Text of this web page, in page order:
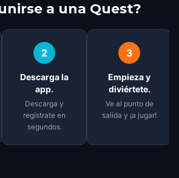
a una Quest?
2
Descarga la
app.
Descarga y
regístrate en
segundos.
3
Empieza y
diviértete.
Ve al punto de
salida y ¡a jugar!